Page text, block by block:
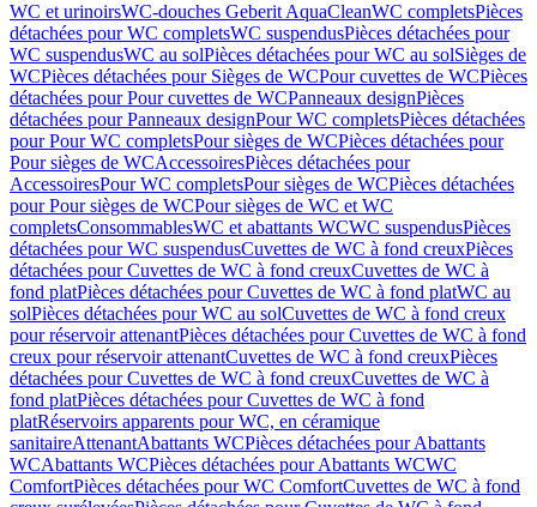
WC et urinoirsWC-douches Geberit AquaCleanWC completsPièces
détachées pour WC completsWC suspendusPièces détachées pour
WC suspendusWC au solPièces détachées pour WC au solSièges de
WCPièces détachées pour Sièges de WCPour cuvettes de WCPièces
détachées pour Pour cuvettes de WCPanneaux designPièces
détachées pour Panneaux designPour WC completsPièces détachées
pour Pour WC completsPour sièges de WCPièces détachées pour
Pour sièges de WCAccessoiresPièces détachées pour
AccessoiresPour WC completsPour sièges de WCPièces détachées
pour Pour sièges de WCPour sièges de WC et WC
completsConsommablesWC et abattants WCWC suspendusPièces
détachées pour WC suspendusCuvettes de WC à fond creuxPièces
détachées pour Cuvettes de WC à fond creuxCuvettes de WC à
fond platPièces détachées pour Cuvettes de WC à fond platWC au
solPièces détachées pour WC au solCuvettes de WC à fond creux
pour réservoir attenantPièces détachées pour Cuvettes de WC à fond
creux pour réservoir attenantCuvettes de WC à fond creuxPièces
détachées pour Cuvettes de WC à fond creuxCuvettes de WC à
fond platPièces détachées pour Cuvettes de WC à fond
platRéservoirs apparents pour WC, en céramique
sanitaireAttenantAbattants WCPièces détachées pour Abattants
WCAbattants WCPièces détachées pour Abattants WCWC
ComfortPièces détachées pour WC ComfortCuvettes de WC à fond